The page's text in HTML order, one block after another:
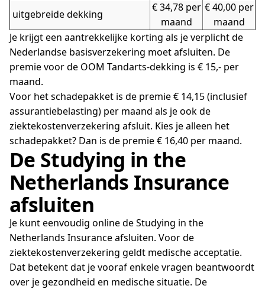
uitgebreide dekking
€ 34,78 per
maand
€ 40,00 per
maand
Je krijgt een aantrekkelijke korting als je verplicht de
Nederlandse basisverzekering moet afsluiten. De
premie voor de OOM Tandarts-dekking is € 15,- per
maand.
Voor het schadepakket is de premie € 14,15 (inclusief
assurantiebelasting) per maand als je ook de
ziektekostenverzekering afsluit. Kies je alleen het
schadepakket? Dan is de premie € 16,40 per maand.
De Studying in the
Netherlands Insurance
afsluiten
Je kunt eenvoudig online de Studying in the
Netherlands Insurance afsluiten. Voor de
ziektekostenverzekering geldt medische acceptatie.
Dat betekent dat je vooraf enkele vragen beantwoordt
over je gezondheid en medische situatie. De